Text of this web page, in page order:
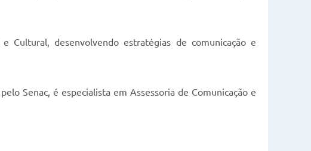
Cultural, desenvolvendo estratégias de comunicação e
Senac, é especialista em Assessoria de Comunicação e